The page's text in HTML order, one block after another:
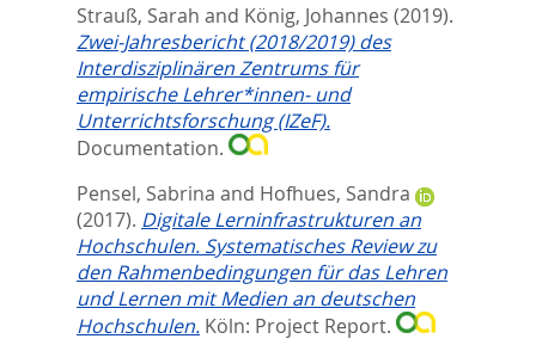
Strauß, Sarah and König, Johannes (2019).
Zwei-Jahresbericht (2018/2019) des
Interdisziplinären Zentrums für
empirische Lehrer*innen- und
Unterrichtsforschung (IZeF).
Documentation.
Pensel, Sabrina and Hofhues, Sandra
(2017). Digitale Lerninfrastrukturen an
Hochschulen. Systematisches Review zu
den Rahmenbedingungen für das Lehren
und Lernen mit Medien an deutschen
Hochschulen. Köln: Project Report.